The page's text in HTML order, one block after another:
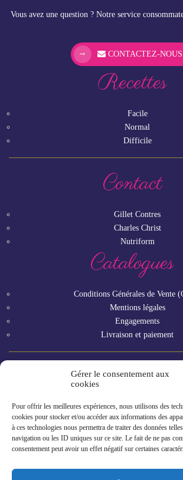
Gérer le consentement aux
cookies
Pour offrir les meilleures expériences, nous utilisons des
cookies pour stocker et/ou accéder aux informations des
à ces technologies nous permettra de traiter des données
navigation ou les ID uniques sur ce site. Le fait de ne pas
consentement peut avoir un effet négatif sur certaines
Vous avez une question ? Notre service
CONTACTEZ-NOUS
Recettes
Facile
Normal
Difficile
Contact
Gillet Contres
Charles Christ
Nutriform
Catalogues
Conditions Générales de Vente
Mentions légales
Engagements
Livraison et paiement
Vous êtes un
GAMME RHF